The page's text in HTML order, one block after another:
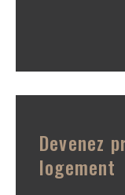
disponibilité pour
plus performants
jusqu'à la
Devenez
logement